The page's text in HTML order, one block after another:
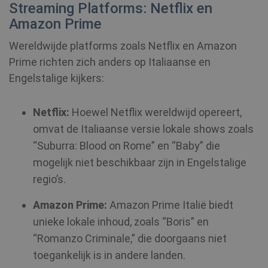
Streaming Platforms: Netflix en
Amazon Prime
Wereldwijde platforms zoals Netflix en Amazon
Prime richten zich anders op Italiaanse en
Engelstalige kijkers:
Netflix: Hoewel Netflix wereldwijd opereert,
omvat de Italiaanse versie lokale shows zoals
“Suburra: Blood on Rome” en “Baby” die
mogelijk niet beschikbaar zijn in Engelstalige
regio’s.
Amazon Prime: Amazon Prime Italië biedt
unieke lokale inhoud, zoals “Boris” en
“Romanzo Criminale,” die doorgaans niet
toegankelijk is in andere landen.
__cflb
Cloudflare, Inc.
api2.hcaptcha.com
30 minuten
CookieScriptConsent
_clsk
Microsoft
1 dag
PHPSESSID
PHP.net
www.shellfire.nl
Sessie